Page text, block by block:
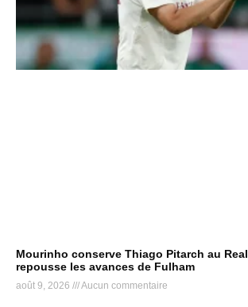
Mourinho conserve Thiago Pitarch au
repousse les avances de Fulham
août 9, 2026 Aucun commentaire